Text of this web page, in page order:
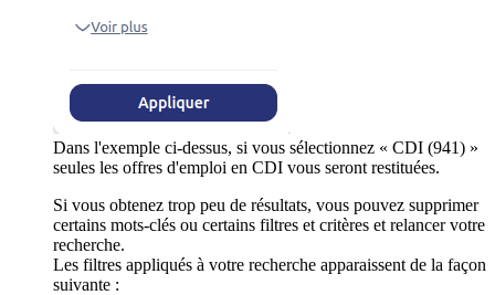
Dans l'exemple ci-dessus, si vous sélectionnez « CDI (941) »
seules les offres d'emploi en CDI vous seront restituées.
Si vous obtenez trop peu de résultats, vous pouvez supprimer
certains mots-clés ou certains filtres et critères et relancer votre
recherche.
Les filtres appliqués à votre recherche apparaissent de la façon
suivante :